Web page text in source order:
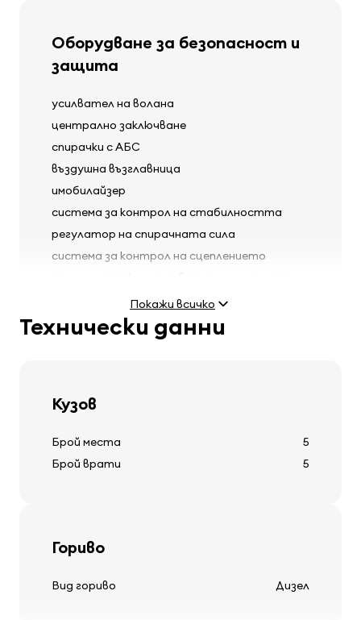
Оборудване за безопасност и
защита
усилвател на волана
централно заключване
спирачки с АБС
въздушна възглавница
имобилайзер
система за контрол на стабилността
регулатор на спирачната сила
система за контрол на сцеплението
противотумани светлини
регулиране на фаровете по височина
капачки за колела
Покажи всичко
Технически данни
Кузов
Брой места
5
Брой врати
5
Гориво
Вид гориво Дизел